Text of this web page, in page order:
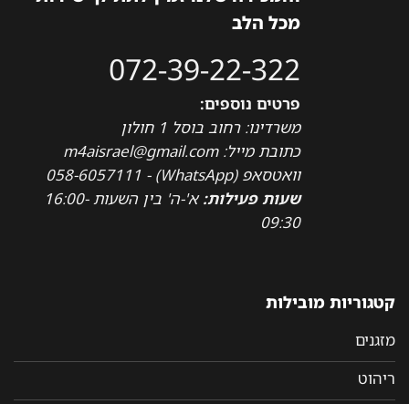
מכל הלב
072-39-22-322
פרטים נוספים:
משרדינו: רחוב בוסל 1 חולון
כתובת מייל: m4aisrael@gmail.com
וואטסאפ (WhatsApp) - 058-6057111
שעות פעילות:
א'-ה' בין השעות 16:00-
09:30
קטגוריות מובילות
מזגנים
ריהוט